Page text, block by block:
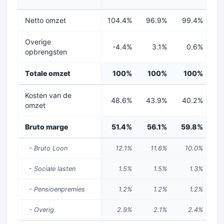
Netto omzet 104.4% 96.9% 99.4%
Overige
opbrengsten
-4.4% 3.1% 0.6%
Totale omzet 100% 100% 100%
Kosten van de
omzet
48.6% 43.9% 40.2%
Bruto marge 51.4% 56.1% 59.8%
- Bruto Loon 12.1% 11.6% 10.0%
- Sociale lasten 1.5% 1.5% 1.3%
- Pensioenpremies 1.2% 1.2% 1.2%
- Overig 2.9% 2.1% 2.4%